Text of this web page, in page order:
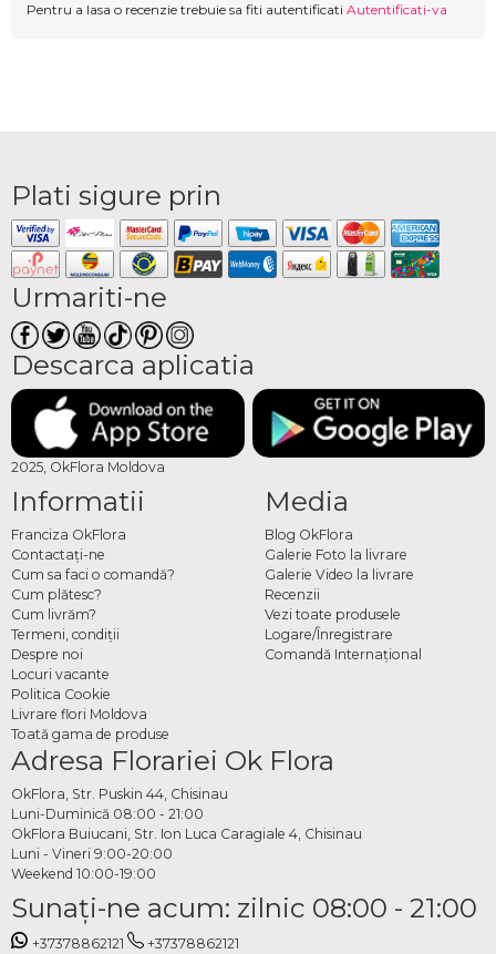
Pentru a lasa o recenzie trebuie sa fiti autentificati Autentificati-va
Plati sigure prin
Urmariti-ne
Descarca aplicatia
2025, OkFlora Moldova
Informatii
Franciza OkFlora
Contactaţi-ne
Cum sa faci o comandă?
Cum plătesc?
Cum livrăm?
Termeni, condiţii
Despre noi
Locuri vacante
Politica Cookie
Livrare flori Moldova
Toată gama de produse
Media
Blog OkFlora
Galerie Foto la livrare
Galerie Video la livrare
Recenzii
Vezi toate produsele
Logare/Înregistrare
Comandă Internațional
Adresa Florariei Ok Flora
OkFlora, Str. Puskin 44, Chisinau
Luni-Duminică 08:00 - 21:00
OkFlora Buiucani, Str. Ion Luca Caragiale 4, Chisinau
Luni - Vineri 9:00-20:00
Weekend 10:00-19:00
Sunaţi-ne acum: zilnic 08:00 - 21:00
+37378862121 +37378862121